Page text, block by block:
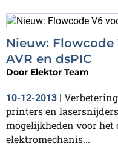
Nieuw: Flowcode
AVR en dsPIC
Door Elektor Team
10-12-2013 |
printers en
mogelijkheden voor
elektromechanis...